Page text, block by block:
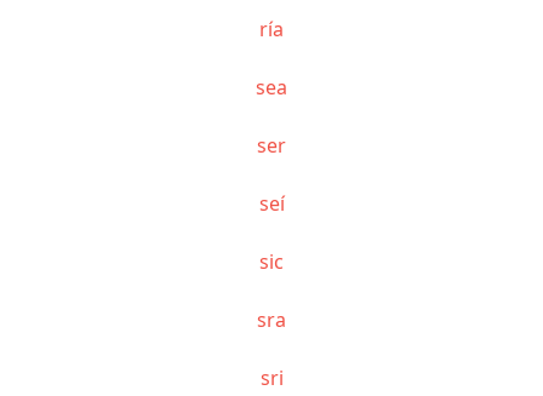
ría
sea
ser
seí
sic
sra
sri